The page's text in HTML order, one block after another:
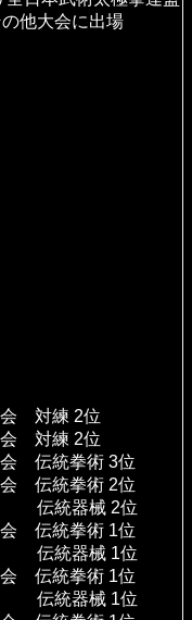
他大会に出場
会 対練 2位
会 対練 2位
伝統拳術 3位
伝統拳術 2位
2位
伝統拳術 1位
1位
伝統拳術 1位
1位